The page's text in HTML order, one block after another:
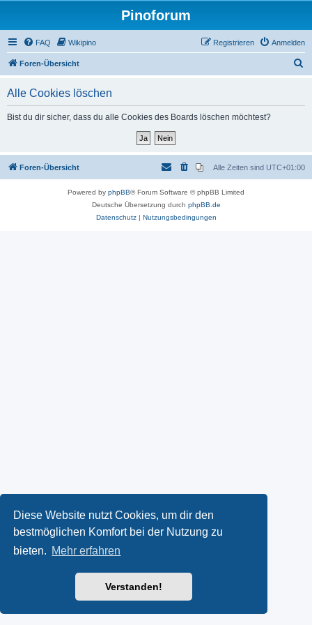
Diese Website nutzt Cookies, um dir den
bestmöglichen Komfort bei der Nutzung zu
bieten. Mehr erfahren
Verstanden!
Pinoforum
FAQ Wikipino Anmelden
Registrieren
Foren-Übersicht
Alle Cookies löschen
Bist du dir sicher, dass du alle Cookies des Boards löschen möchtest?
Foren-Übersicht Alle Zeiten sind UTC+01:00
Powered by phpBB® Forum Software © phpBB Limited
Deutsche Übersetzung durch phpBB.de
Datenschutz| Nutzungsbedingungen